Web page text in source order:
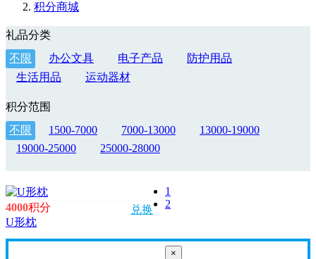
积分商城
礼品分类
不限
办公文具 电子产品
防护用品
生活用品
运动器材
积分范围
不限
1500-7000 7000-13000
13000-19000
19000-25000
25000-28000
兑换
4000积分
U形枕
1
2
×